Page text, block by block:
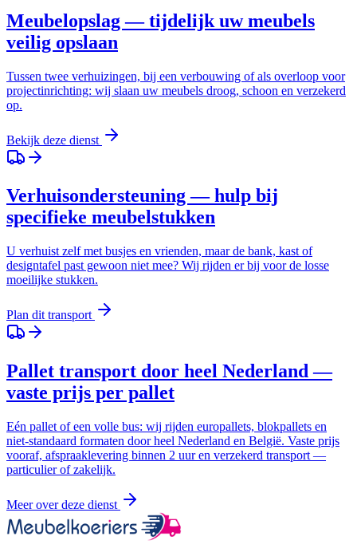
Meubelopslag — tijdelijk uw meubels
veilig opslaan
Tussen twee verhuizingen, bij een verbouwing of als overloop voor
projectinrichting: wij slaan uw meubels droog, schoon en verzekerd
op.
Bekijk deze dienst
Verhuisondersteuning — hulp bij
specifieke meubelstukken
U verhuist zelf met busjes en vrienden, maar de bank, kast of
designtafel past gewoon niet mee? Wij rijden er bij voor de losse
moeilijke stukken.
Plan dit transport
Pallet transport door heel Nederland —
vaste prijs per pallet
Eén pallet of een volle bus: wij rijden europallets, blokpallets en
niet-standaard formaten door heel Nederland en België. Vaste prijs
vooraf, afspraaklevering binnen 2 uur en verzekerd transport —
particulier of zakelijk.
Meer over deze dienst